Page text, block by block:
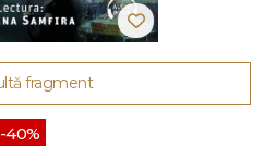
fragment
-40%